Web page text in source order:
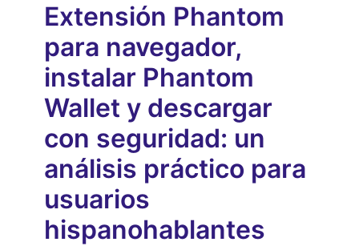
Extensión Phantom
para navegador,
instalar Phantom
Wallet y descargar
con seguridad: un
análisis práctico para
usuarios
hispanohablantes